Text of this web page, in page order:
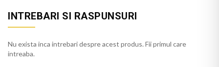
INTREBARI SI RASPUNSURI
Nu exista inca intrebari despre acest produs. Fii primul care
intreaba.